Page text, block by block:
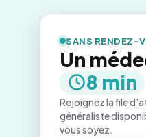
SANS RENDEZ-
Un
8 min
Rejoignez la file
généraliste
vous soyez.